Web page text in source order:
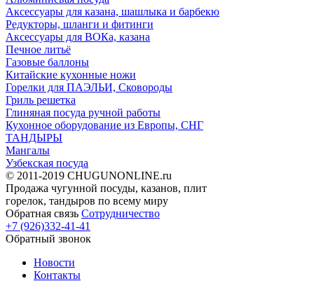
Аксессуары для казана, шашлыка и барбекю
Редукторы, шланги и фитинги
Аксессуары для ВОКа, казана
Печное литьё
Газовые баллоны
Китайские кухонные ножи
Горелки для ПАЭЛЬИ, Сковороды
Гриль решетка
Глиняная посуда ручной работы
Кухонное оборудование из Европы, СНГ
ТАНДЫРЫ
Мангалы
Узбекская посуда
© 2011-2019 CHUGUNONLINE.ru
Продажа чугунной посуды, казанов, плит
горелок, тандыров по всему миру
Обратная связь Сотрудничество
+7 (926)332-41-41
Обратный звонок
Новости
Контакты